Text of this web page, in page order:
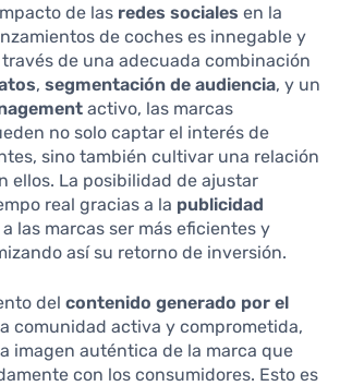
de las redes sociales en la
de coches es innegable y
de una adecuada combinación
, segmentación de audiencia, y un
activo, las marcas
no solo captar el interés de
sino también cultivar una relación
ellos. La posibilidad de ajustar
real gracias a la publicidad
las marcas ser más eficientes y
así su retorno de inversión.
del contenido generado por el
comunidad activa y comprometida,
imagen auténtica de la marca que
con los consumidores. Esto es